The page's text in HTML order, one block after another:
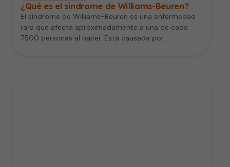
¿Qué es el síndrome de Williams-Beuren?
El síndrome de Williams-Beuren es una enfermedad
rara que afecta aproximadamente a una de cada
7500 personas al nacer. Está causada por…